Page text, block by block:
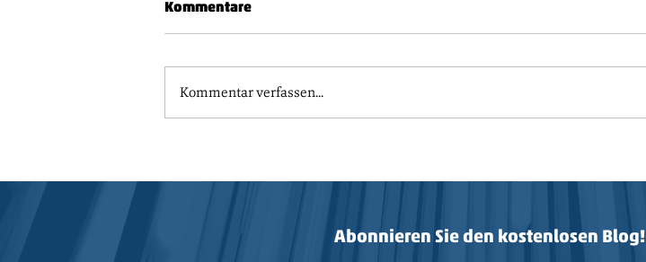
Mehr Wert
Kommentare
Kommentar verfassen...
Abonnieren Sie den kostenlosen Blog!